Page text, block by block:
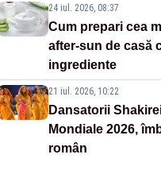
24 iul. 2026, 08:37
Cum prepari cea
after-sun de casă
ingrediente
21 iul. 2026, 10:22
Dansatorii
Mondiale 2026,
român